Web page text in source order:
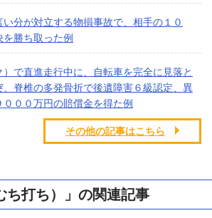
分が対立する物損事故で、相手の１０
勝ち取った例
で直進走行中に、自転車を完全に見落と
、脊椎の多発骨折で後遺障害６級認定、異
００万円の賠償金を得た例
その他の記事はこちら
ち打ち）」の関連記事